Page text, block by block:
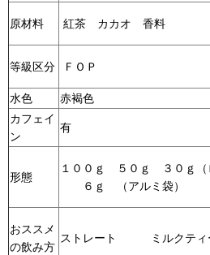
原材料 紅茶 カカオ 香料
等級区分 ＦＯＰ
水色
赤褐色
カフェイ
ン
有
形態
１００ｇ ５０ｇ ３０ｇ（
６ｇ （アルミ袋）
おススメ
の飲み方
ストレート ミルクテ